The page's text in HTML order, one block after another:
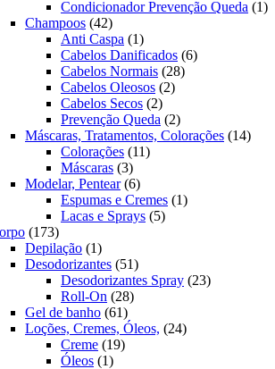
Condicionador Prevenção Queda 11
Champoos 4242
produtos
Anti Caspa 11
produto
Cabelos Danificados 66
Cabelos Normais 2828
Cabelos Oleosos 22
Cabelos Secos 22
produtos
Prevenção Queda 22
produtos
Máscaras, Tratamentos, Colorações 1414
Colorações 1111
Máscaras 33
produtos
Modelar, Pentear 66
produtos
Espumas e Cremes 11
Lacas e Sprays 55
173173
produtos
Depilação 11
produto
Desodorizantes 5151
produtos
Desodorizantes Spray 2323
Roll-On 2828
Gel de banho 6161
produtos
Loções, Cremes, Óleos, 2424
Creme 1919
Óleos 11